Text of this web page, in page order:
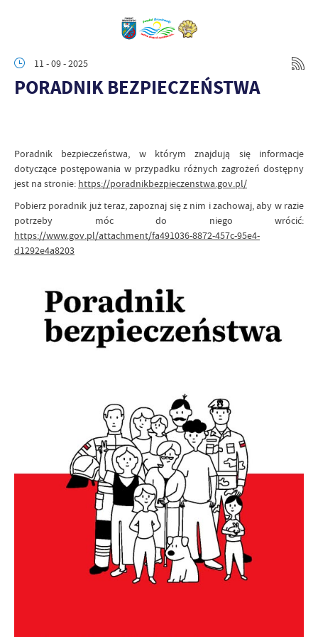
11 - 09 - 2025
PORADNIK BEZPIECZEŃSTWA
Poradnik bezpieczeństwa, w którym znajdują się informacje
dotyczące postępowania w przypadku różnych zagrożeń dostępny
jest na stronie: https://poradnikbezpieczenstwa.gov.pl/
Pobierz poradnik już teraz, zapoznaj się z nim i zachowaj, aby w razie
potrzeby móc do niego wrócić:
https://www.gov.pl/attachment/fa491036-8872-457c-95e4-
d1292e4a8203